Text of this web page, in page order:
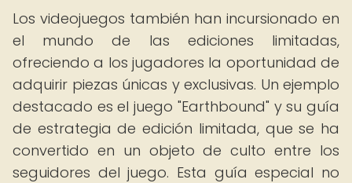
Los videojuegos también han incursionado en
el mundo de las ediciones limitadas,
ofreciendo a los jugadores la oportunidad de
adquirir piezas únicas y exclusivas. Un ejemplo
destacado es el juego "Earthbound" y su guía
de estrategia de edición limitada, que se ha
convertido en un objeto de culto entre los
seguidores del juego. Esta guía especial no